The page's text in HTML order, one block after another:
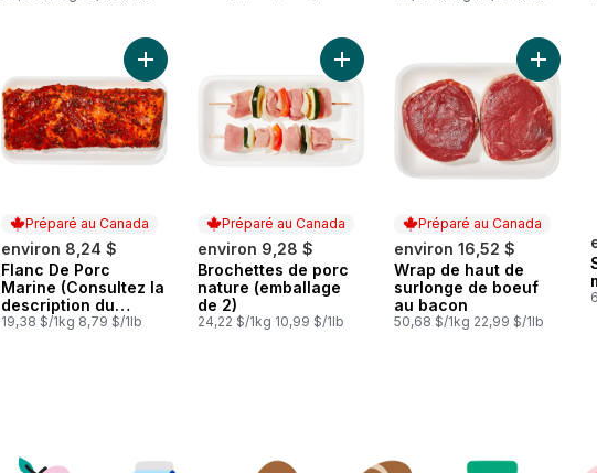
Préparé au Canada
environ 8,24 $
Préparé au Canada
Flanc De Porc
Marine (Consultez la
description du
produit pour les
19,38 $/1kg 8,79 $/1lb
Ajouter Flanc De Porc Marine (Consultez la description du
Préparé au Canada
environ 9,28 $
Préparé au Canada
Brochettes de porc
nature (emballage
de 2)
24,22 $/1kg 10,99 $/1lb
Ajouter Brochettes de porc
Préparé au Canada
environ 16,52 $
Préparé au Canada
Wrap de haut de
surlonge de boeuf
au bacon
50,68 $/1kg 22,99 $/1lb
Ajouter